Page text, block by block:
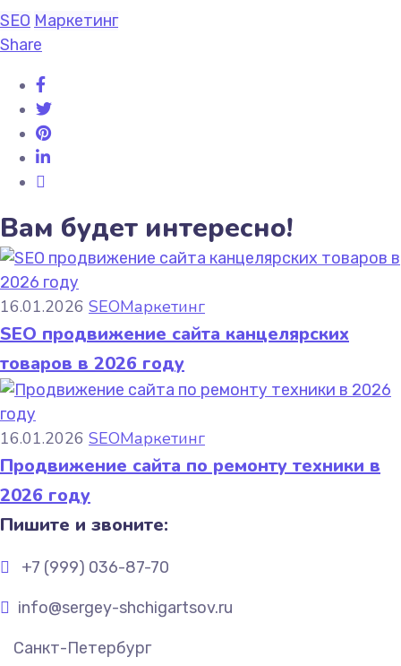
SEO Маркетинг
Share
Вам будет интересно!
16.01.2026 SEOМаркетинг
SEO продвижение сайта канцелярских
товаров в 2026 году
16.01.2026 SEOМаркетинг
Продвижение сайта по ремонту техники в
2026 году
Пишите и звоните:
+7 (999) 036-87-70
info@sergey-shchigartsov.ru
Санкт-Петербург